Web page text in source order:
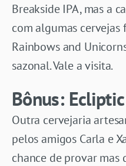
Breakside IPA, mas a
com algumas cervejas
Rainbows and
sazonal. Vale a visita.
Bônus:
Outra cervejaria
pelos amigos Carla e
chance de provar mas